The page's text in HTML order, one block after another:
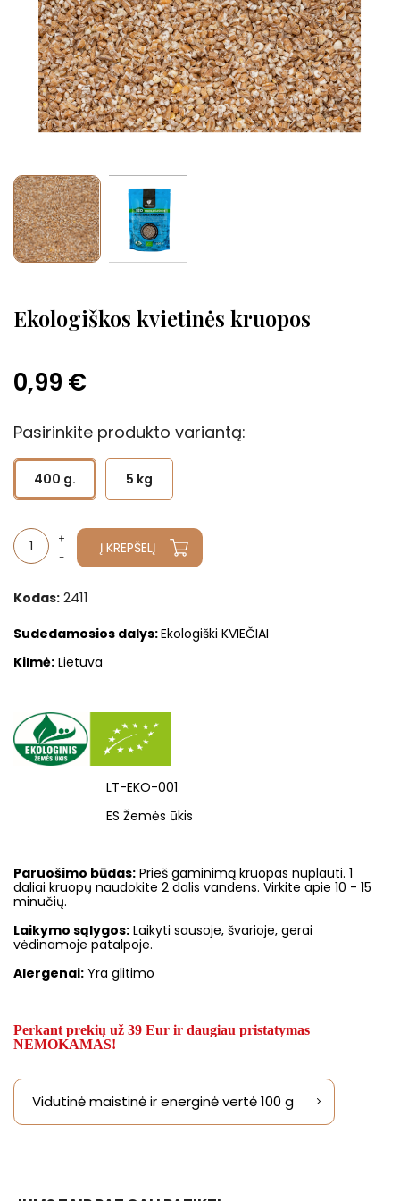
Ekologiškos kvietinės kruopos
0,99 €
Pasirinkite produkto variantą:
400 g. 5 kg
Į KREPŠELĮ
Kodas: 2411
Sudedamosios dalys:Ekologiški KVIEČIAI
Kilmė: Lietuva
LT-EKO-001
ES Žemės ūkis
Paruošimo būdas: Prieš gaminimą kruopas nuplauti. 1
daliai kruopų naudokite 2 dalis vandens. Virkite apie 10 - 15
minučių.
Laikymo sąlygos: Laikyti sausoje, švarioje, gerai
vėdinamoje patalpoje.
Alergenai: Yra glitimo
Perkant prekių už 39 Eur ir daugiau pristatymas
NEMOKAMAS!
Vidutinė maistinė ir energinė vertė 100 g